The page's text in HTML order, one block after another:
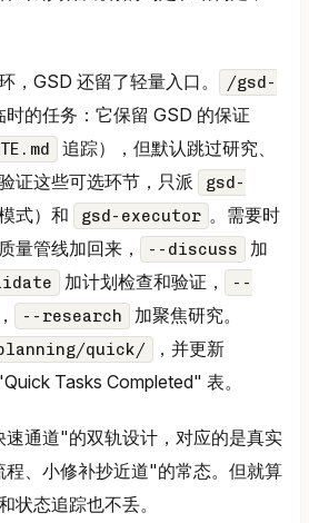
，GSD 还留了轻量入口。
/gsd-
时的任务：它保留 GSD 的保证
追踪），但默认跳过研究、
证这些可选环节，只派
gsd-
式）和 gsd-executor 。需要时
量管线加回来，
--discuss
加
加计划检查和验证，
--
--research
加聚焦研究。
quick/ ，并更新
Tasks Completed" 表。
通道"的双轨设计，对应的是真实
、小修补抄近道"的常态。但就算
状态追踪也不丢。